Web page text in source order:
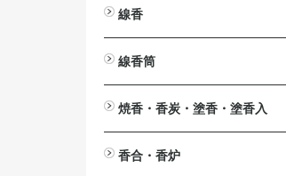
伽羅・刻み
伽羅・小割/細割
伽羅・角割（分割）
伽羅・原木
伽羅・ストラップ
線香
短寸（中寸）白檀・沈香
伽羅（伽羅調）・短寸（中寸）
長寸 白檀・沈香
伽羅（伽羅調）・長寸
大薫 白檀・沈香
伽羅（伽羅調）・大薫
ミニ寸・渦巻・防虫香
線香筒
黒檀
紫檀
欅（けやき）
桜
焼香・香炭・塗香・塗香入
焼香
鳳命沈香
香炭
灰ならし・灰ふるい
燃香
常香盤用抜型
塗香
塗香入
香合・香炉